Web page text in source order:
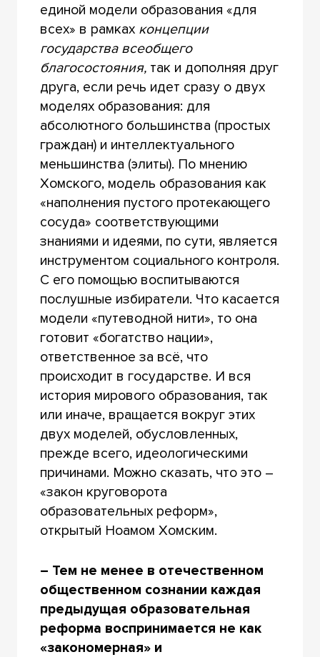
единой модели образования «для
всех» в рамках концепции
государства всеобщего
благосостояния,так и дополняя друг
друга, если речь идет сразу о двух
моделях образования: для
абсолютного большинства (простых
граждан) и интеллектуального
меньшинства (элиты). По мнению
Хомского, модель образования как
«наполнения пустого протекающего
сосуда» соответствующими
знаниями и идеями, по сути, является
инструментом социального контроля.
С его помощью воспитываются
послушные избиратели. Что касается
модели «путеводной нити», то она
готовит «богатство нации»,
ответственное за всё, что
происходит в государстве. И вся
история мирового образования, так
или иначе, вращается вокруг этих
двух моделей, обусловленных,
прежде всего, идеологическими
причинами. Можно сказать, что это –
«закон круговорота
образовательных реформ»,
открытый Ноамом Хомским.
– Тем не менее в отечественном
общественном сознании каждая
предыдущая образовательная
реформа воспринимается не как
«закономерная» и